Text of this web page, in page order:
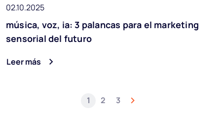
02.10.2025
música, voz, ia: 3 palancas para el marketing
sensorial del futuro
Leer más
1 2 3